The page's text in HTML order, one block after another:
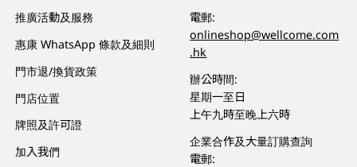
推廣活動及服務
惠康 WhatsApp 條款及細則
門市退/換貨政策
門店位置
牌照及許可證
加入我們
電郵:
onlineshop@wellcome.com
.hk
辦公時間:
星期一至日
上午九時至晚上六時
企業合作及大量訂購查詢
電郵: